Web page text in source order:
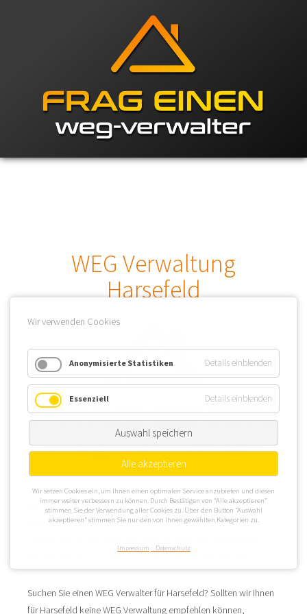
WEG Verwaltung
Harsefeld
Der Flecken Harsefeld ist im Süden des Landkreises Stade
gelegen. Eine WEG Verwaltung sollte in Harsefeld nach
Suchen Sie einen WEG Verwalter für Harsefeld? Sollten wir Ihnen
für Harsefeld keine WEG Verwaltung empfehlen können,
Wir verwenden Cookies
Anonymisierte Statistiken Details einblenden
Essenziell Details einblenden
Auswahl speichern
Alle akzeptieren
Wir setzen Cookies ein, um Ihnen einen optimalen Service anzubieten und diesen
immer weiter verbessern zu können. Durch Bestätigen von “Alle akzeptieren”
stimmen Sie der Verwendung aller Cookies zu. Über den Button “Auswahl
akzeptieren” stimmen Sie nur den von Ihnen gewählten Kategorien zu.
Impressum Datenschutz